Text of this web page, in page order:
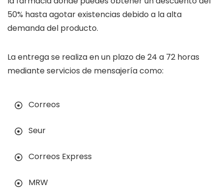
50% hasta agotar existencias debido a la alta
demanda del producto.
La entrega se realiza en un plazo de 24 a 72 horas
mediante servicios de mensajería como:
Correos
Seur
Correos Express
MRW